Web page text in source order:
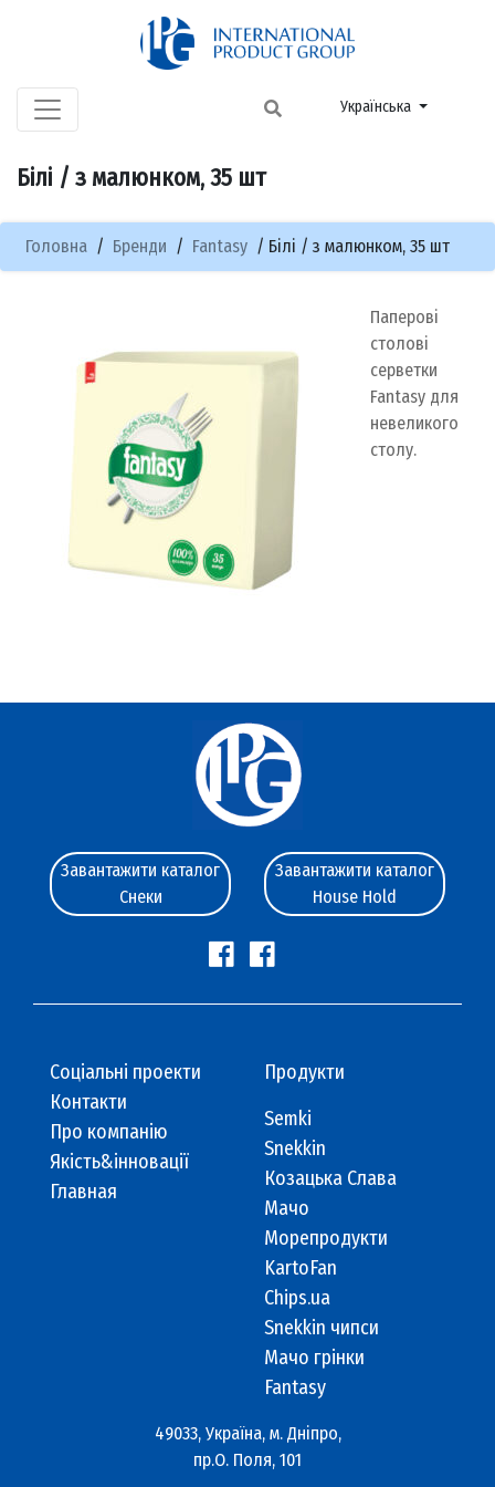
Українська
Білі / з малюнком, 35 шт
Головна / Бренди / Fantasy / Білі / з малюнком, 35 шт
Паперові
столові
серветки
Fantasy для
невеликого
столу.
Завантажити каталог
Снеки
Завантажити каталог
House Hold
Cоціальні проекти
Контакти
Про компанію
Якість&інновації
Главная
Продукти
Semki
Snekkin
Козацька Слава
Мачо
Морепродукти
KartoFan
Chips.ua
Snekkin чипси
Мачо грінки
Fantasy
49033, Україна, м. Дніпро,
пр.О. Поля, 101